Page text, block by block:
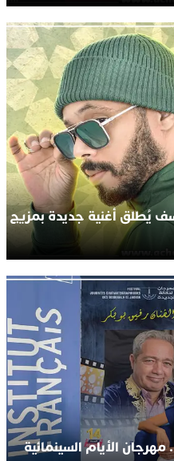
يُطلق أغنية جديدة بمزيج
الأيام السينمائية